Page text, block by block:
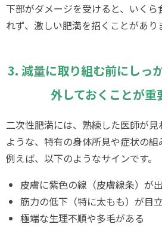
下部がダメージを受けると、いくら
れず、激しい肥満を招くことがあり
3. 減量に取り組む前にしっ
外しておくことが重
二次性肥満には、熟練した医師が
ような、特有の身体所見や症状の組
例えば、以下のようなサインです。
皮膚に紫色の線（皮膚線条）が
筋力の低下（特に太もも）が目
極端な生理不順や多毛がある